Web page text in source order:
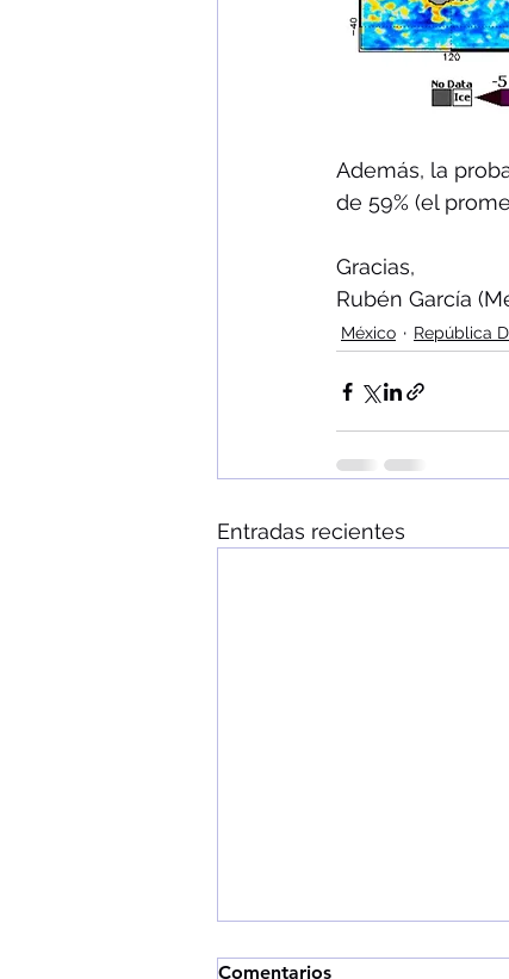
Además, la
de 59% (el
Gracias,
Rubén García
México República
Entradas recientes
Comentarios